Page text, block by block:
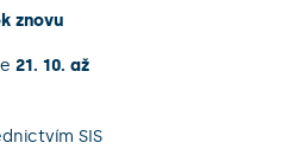
znovu
21. 10. až
SIS